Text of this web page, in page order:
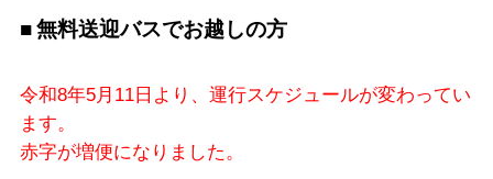
無料送迎バスでお越しの方
令和8年5月11日より、運行スケジュールが変わってい
ます。
赤字が増便になりました。